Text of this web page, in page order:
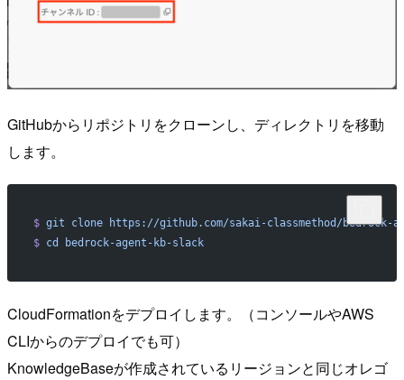
GitHubからリポジトリをクローンし、ディレクトリを移動
します。
$ git clone https://github.com/sakai-classmethod/bedrock-
$ cd bedrock-agent-kb-slack
CloudFormationをデプロイします。（コンソールやAWS
CLIからのデプロイでも可）
KnowledgeBaseが作成されているリージョンと同じオレゴ